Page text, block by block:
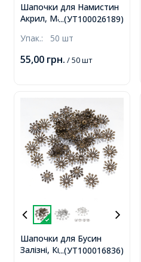
...(УТ100026189)
Шапочки для Намистин
Акрил, Матові, Квітка,
16х16.5х6мм, Отвір:
Упак.: 50 шт
55,00 грн. / 50 шт
...(УТ100016836)
Шапочки для Бусин
Залізні, Квітка, Колір: